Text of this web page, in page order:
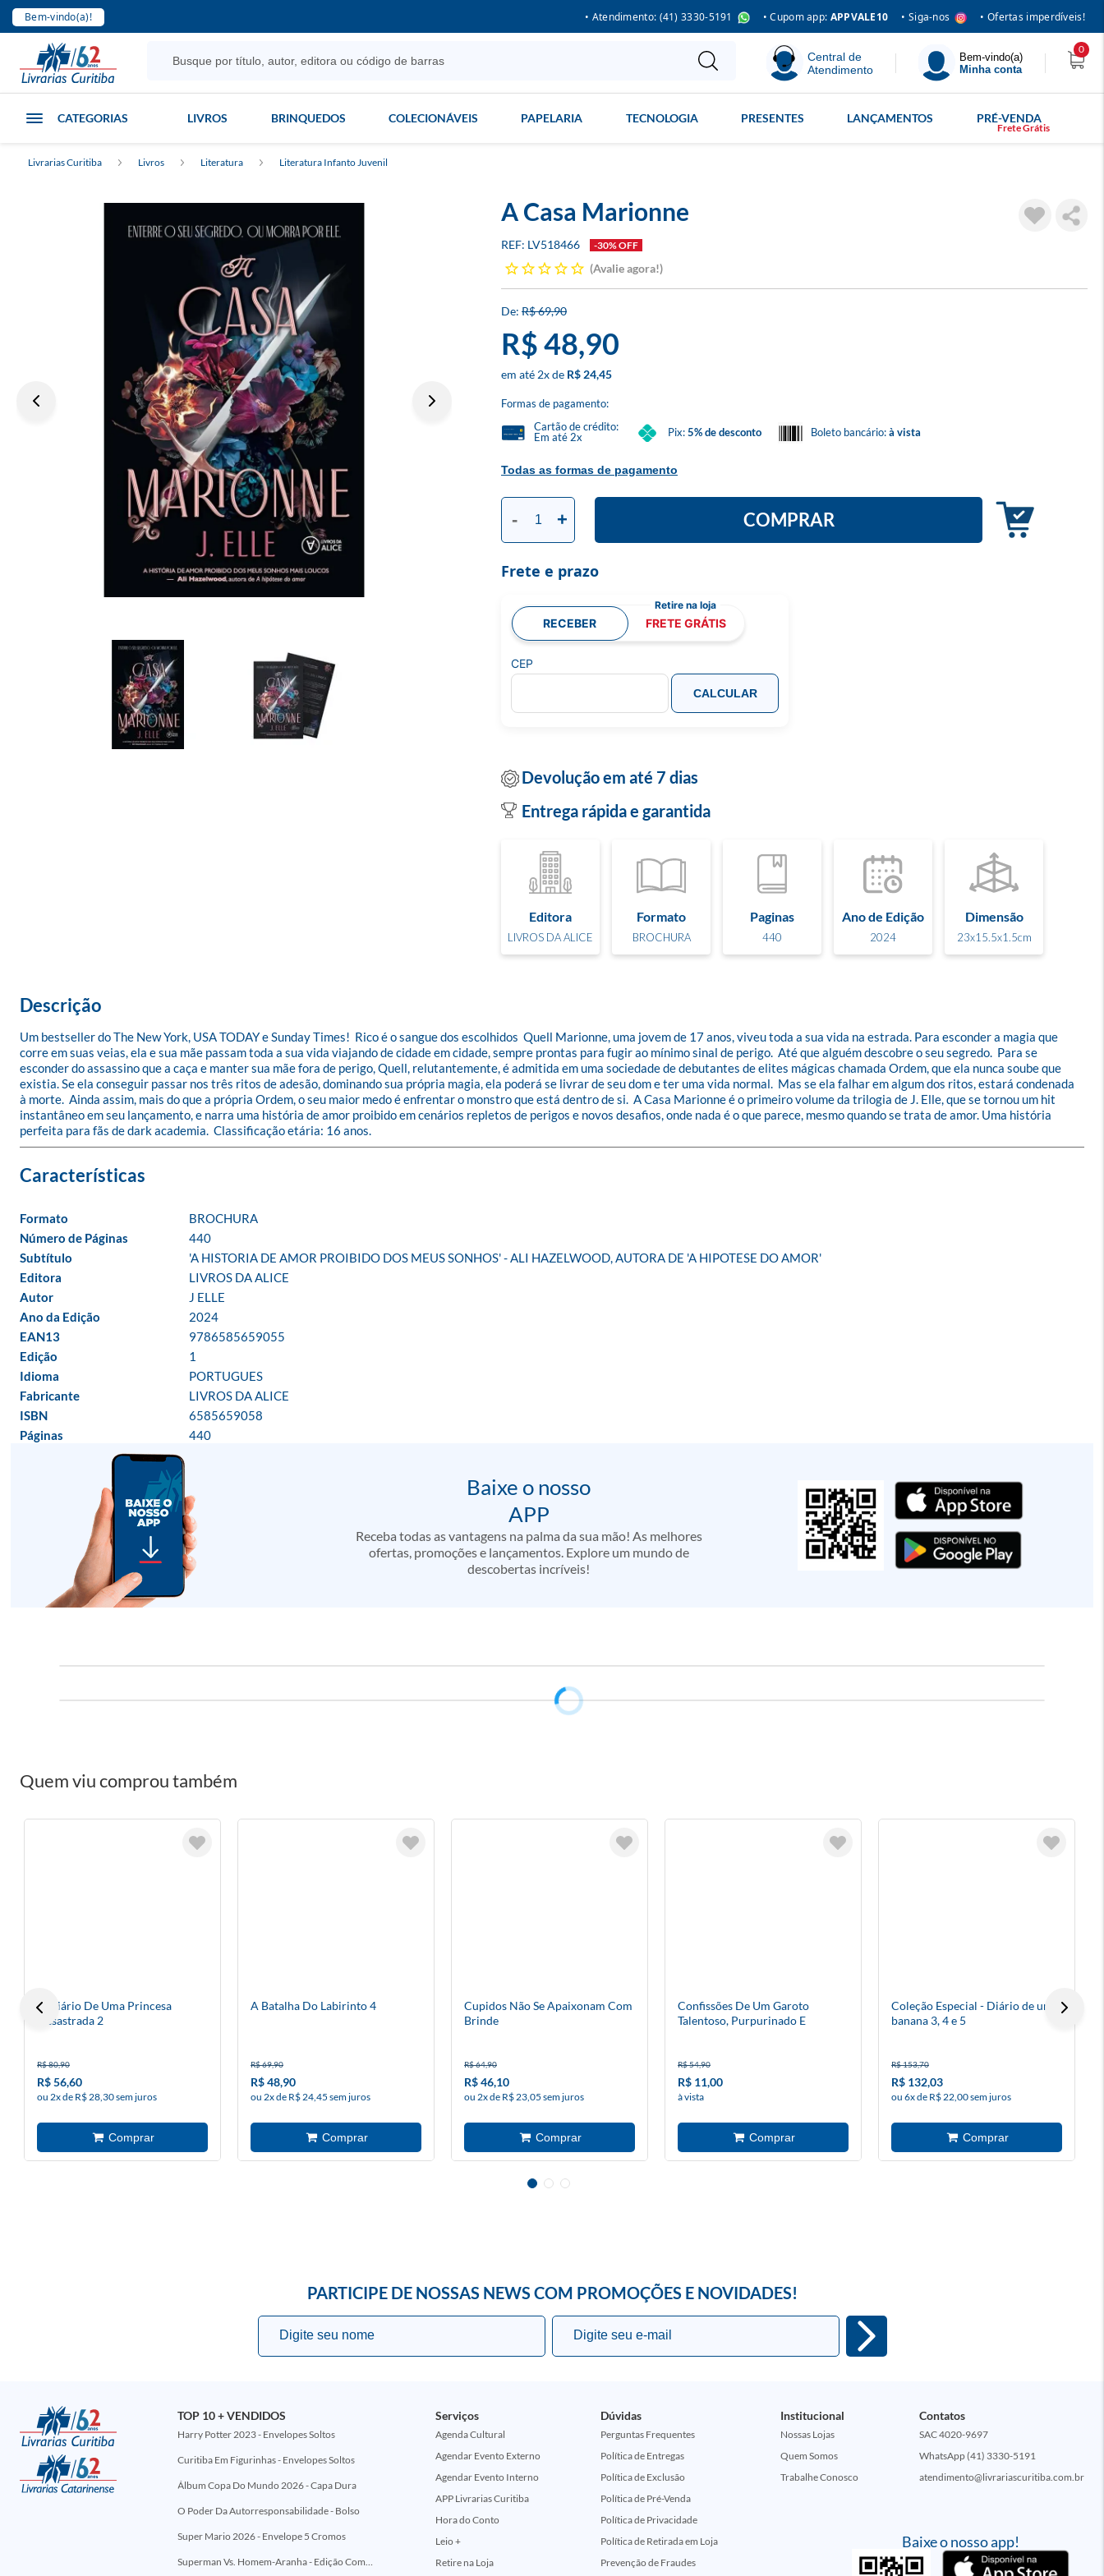
Bem-vindo(a)! • Atendimento: (41) 3330-5191 • Cupom app: APPVALE10 • Siga-nos • Ofertas imperdíveis!
Central de
Atendimento
Bem-vindo(a)
Minha conta
0
CATEGORIAS LIVROS BRINQUEDOS COLECIONÁVEIS PAPELARIA TECNOLOGIA PRESENTES LANÇAMENTOS PRÉ-VENDA
Livrarias Curitiba Livros Literatura Literatura Infanto Juvenil
A Casa Marionne
LV518466 -30% OFF
Avalie agora!
R$ 69,90
R$ 48,90
2x R$ 24,45
Formas de pagamento:
Todas as formas de pagamento
Cartão de crédito:
Em até 2x
Pix:5% de desconto Boleto bancário:à vista
- + COMPRAR
Frete e prazo
RECEBER FRETE GRÁTIS
CEP
CALCULAR
Devolução em até 7 dias
Entrega rápida e garantida
Editora
LIVROS DA ALICE
Formato
BROCHURA
Paginas
440
Ano de Edição
2024
Dimensão
23x15.5x1.5cm
Descrição
Um bestseller do The New York, USA TODAY e Sunday Times!  Rico é o sangue dos escolhidos  Quell Marionne, uma jovem de 17 anos, viveu toda a sua vida na estrada. Para esconder a magia que
corre em suas veias, ela e sua mãe passam toda a sua vida viajando de cidade em cidade, sempre prontas para fugir ao mínimo sinal de perigo.  Até que alguém descobre o seu segredo.  Para se
esconder do assassino que a caça e manter sua mãe fora de perigo, Quell, relutantemente, é admitida em uma sociedade de debutantes de elites mágicas chamada Ordem, que ela nunca soube que
existia. Se ela conseguir passar nos três ritos de adesão, dominando sua própria magia, ela poderá se livrar de seu dom e ter uma vida normal.  Mas se ela falhar em algum dos ritos, estará condenada
à morte.  Ainda assim, mais do que a própria Ordem, o seu maior medo é enfrentar o monstro que está dentro de si.  A Casa Marionne é o primeiro volume da trilogia de J. Elle, que se tornou um hit
instantâneo em seu lançamento, e narra uma história de amor proibido em cenários repletos de perigos e novos desafios, onde nada é o que parece, mesmo quando se trata de amor. Uma história
perfeita para fãs de dark academia.  Classificação etária: 16 anos.
Formato
BROCHURA
Número de Páginas
440
Subtítulo
'A HISTORIA DE AMOR PROIBIDO DOS MEUS SONHOS' - ALI HAZELWOOD, AUTORA DE 'A HIPOTESE DO AMOR'
Editora
LIVROS DA ALICE
Autor
J ELLE
Ano da Edição
2024
EAN13
9786585659055
Edição
1
Idioma
PORTUGUES
Fabricante
LIVROS DA ALICE
ISBN
6585659058
Páginas
440
Baixe o nosso
APP
Receba todas as vantagens na palma da sua mão! As melhores
ofertas, promoções e lançamentos. Explore um mundo de
descobertas incríveis!
Quem viu comprou também
O Diário De Uma Princesa
Desastrada 2
R$ 80,90
R$ 56,60
ou 2x de R$ 28,30 sem juros
A Batalha Do Labirinto 4
R$ 69,90
R$ 48,90
ou 2x de R$ 24,45 sem juros
Cupidos Não Se Apaixonam Com
Brinde
R$ 64,90
R$ 46,10
ou 2x de R$ 23,05 sem juros
Confissões De Um Garoto
Talentoso, Purpurinado E
R$ 54,90
R$ 11,00
à vista
Coleção Especial - Diário de um
banana 3, 4 e 5
R$ 153,70
R$ 132,03
ou 6x de R$ 22,00 sem juros
PARTICIPE DE NOSSAS NEWS COM PROMOÇÕES E NOVIDADES!
Baixe o nosso app!
TOP 10 + VENDIDOS
Harry Potter 2023 - Envelopes Soltos
Curitiba Em Figurinhas - Envelopes Soltos
Álbum Copa Do Mundo 2026 - Capa Dura
O Poder Da Autorresponsabilidade - Bolso
Super Mario 2026 - Envelope 5 Cromos
Superman Vs. Homem-Aranha - Edição Comemorativa 50 Anos (Encontros Clássicos Dc E Marvel)
Serviços
Agenda Cultural
Agendar Evento Externo
Agendar Evento Interno
APP Livrarias Curitiba
Hora do Conto
Leio +
Retire na Loja
Dúvidas
Perguntas Frequentes
Política de Entregas
Política de Exclusão
Política de Pré-Venda
Política de Privacidade
Política de Retirada em Loja
Prevenção de Fraudes
Institucional
Nossas Lojas
Quem Somos
Trabalhe Conosco
Contatos
SAC 4020-9697
WhatsApp (41) 3330-5191
atendimento@livrariascuritiba.com.br